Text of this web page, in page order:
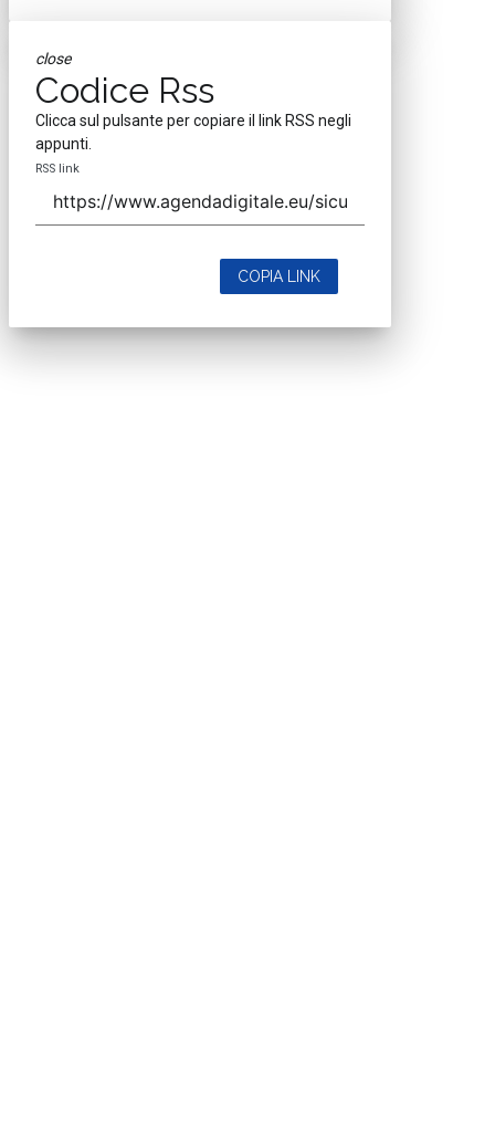
close
Codice Rss
Clicca sul pulsante per copiare il link RSS negli
appunti.
RSS link
COPIA LINK